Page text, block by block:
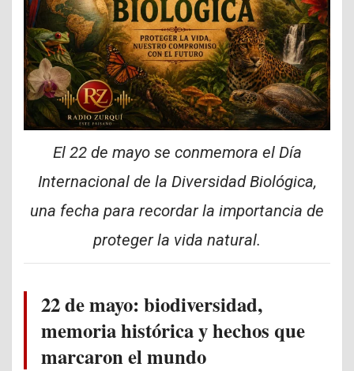
El 22 de mayo se conmemora el Día
Internacional de la Diversidad Biológica,
una fecha para recordar la importancia de
proteger la vida natural.
22 de mayo: biodiversidad,
memoria histórica y hechos que
marcaron el mundo